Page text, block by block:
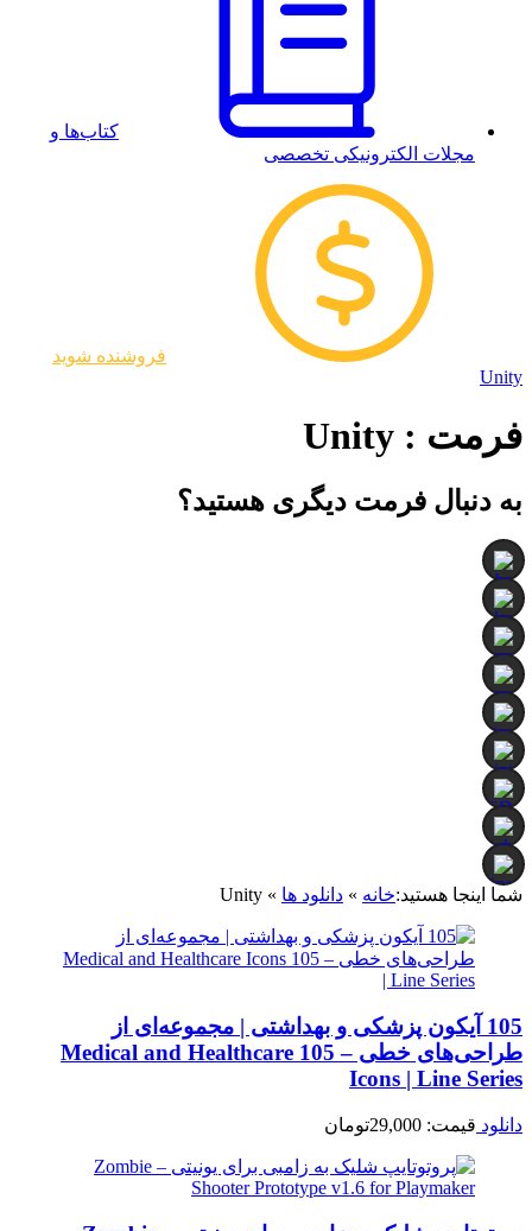
کتاب‌ها و
مجلات الکترونیکی تخصصی
فروشنده شوید
Unity
فرمت : Unity
به دنبال فرمت دیگری هستید؟
شما اینجا هستید:خانه » دانلود ها »
Unity
105 آیکون پزشکی و بهداشتی | مجموعه‌ای از
طراحی‌های خطی – 105 Medical and Healthcare
Icons | Line Series
دانلود قیمت: 29,000تومان